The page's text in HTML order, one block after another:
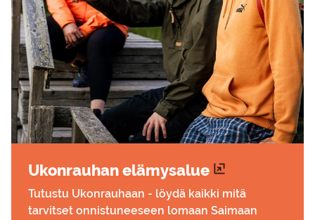
Ukon­rau­han elä­my­sa­lue
Tutustu Ukonrauhaan - löydä kaikki mitä
tarvitset onnistuneeseen lomaan Saimaan